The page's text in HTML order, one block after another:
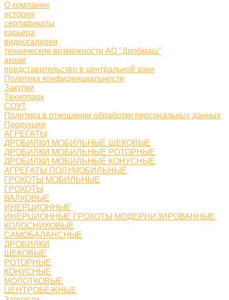
О компании
история
сертификаты
карьера
видеогалерея
технические возможности АО "Дробмаш"
акции
представительство в центральной азии
Политика конфиденциальности
Закупки
Технопарк
СОУТ
Политика в отношении обработки персональных данных
Продукция
АГРЕГАТЫ
ДРОБИЛКИ МОБИЛЬНЫЕ ЩЕКОВЫЕ
ДРОБИЛКИ МОБИЛЬНЫЕ РОТОРНЫЕ
ДРОБИЛКИ МОБИЛЬНЫЕ КОНУСНЫЕ
АГРЕГАТЫ ПОЛУМОБИЛЬНЫЕ
ГРОХОТЫ МОБИЛЬНЫЕ
ГРОХОТЫ
ВАЛКОВЫЕ
ИНЕРЦИОННЫЕ
ИНЕРЦИОННЫЕ ГРОХОТЫ МОДЕРНИЗИРОВАННЫЕ
КОЛОСНИКОВЫЕ
САМОБАЛАНСНЫЕ
ДРОБИЛКИ
ЩЕКОВЫЕ
РОТОРНЫЕ
КОНУСНЫЕ
МОЛОТКОВЫЕ
ЦЕНТРОБЕЖНЫЕ